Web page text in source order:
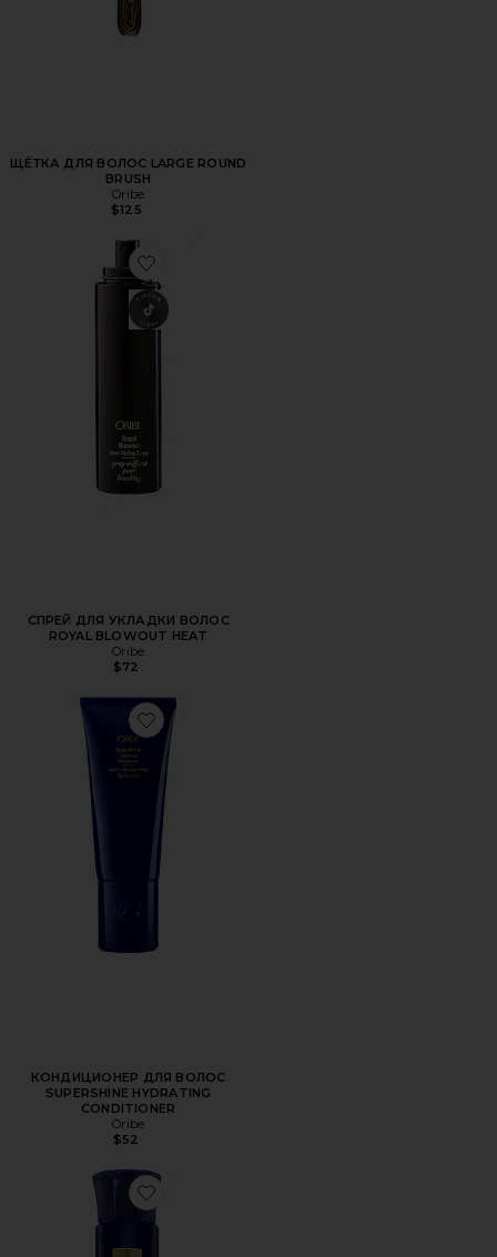
ЩЁТКА ДЛЯ ВОЛОС LARGE ROUND
BRUSH
Oribe
$125
Favorite СПРЕЙ ДЛЯ УКЛАДКИ ВОЛОС ROYAL
СПРЕЙ ДЛЯ УКЛАДКИ ВОЛОС
ROYAL BLOWOUT HEAT
Oribe
$72
Favorite КОНДИЦИОНЕР ДЛЯ ВОЛОС SUPERSHINE
КОНДИЦИОНЕР ДЛЯ ВОЛОС
SUPERSHINE HYDRATING
CONDITIONER
Oribe
$52
Favorite ПРАЙМЕР RUN THROUGH DETANGLING